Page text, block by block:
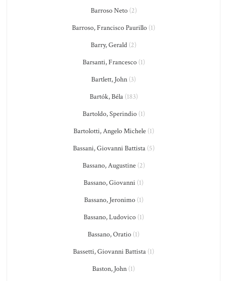
Barroso Neto(2)
Barroso, Francisco Paurillo (1)
Barry, Gerald (2)
Barsanti, Francesco(1)
Bartlett, John (3)
Bartók, Béla(183)
Bartoldo, Sperindio(1)
Bartolotti, Angelo Michele(1)
Bassani, Giovanni Battista(5)
Bassano, Augustine(2)
Bassano, Giovanni (1)
Bassano, Jeronimo(1)
Bassano, Ludovico(1)
Bassano, Oratio (1)
Bassetti, Giovanni Battista (1)
Baston, John (1)